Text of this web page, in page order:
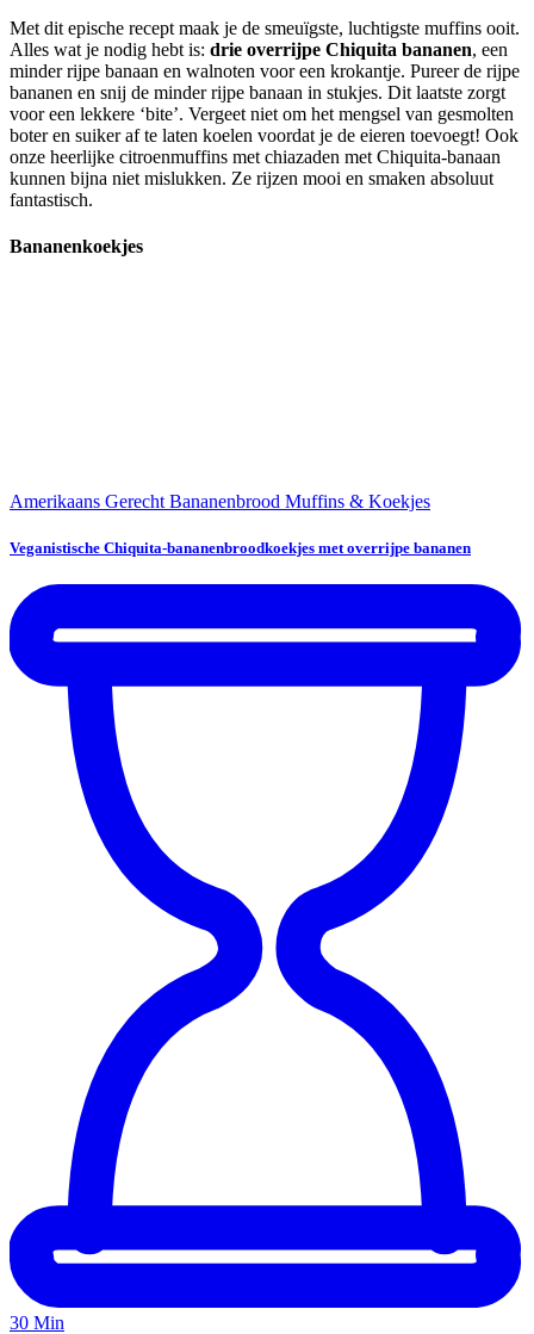
Met dit epische recept maak je de smeuïgste, luchtigste muffins ooit.
Alles wat je nodig hebt is: drie overrijpe Chiquita bananen, een
minder rijpe banaan en walnoten voor een krokantje. Pureer de rijpe
bananen en snij de minder rijpe banaan in stukjes. Dit laatste zorgt
voor een lekkere ‘bite’. Vergeet niet om het mengsel van gesmolten
boter en suiker af te laten koelen voordat je de eieren toevoegt! Ook
onze heerlijke citroenmuffins met chiazaden met Chiquita-banaan
kunnen bijna niet mislukken. Ze rijzen mooi en smaken absoluut
fantastisch.
Bananenkoekjes
Amerikaans Gerecht Bananenbrood Muffins & Koekjes
Veganistische Chiquita-bananenbroodkoekjes met overrijpe bananen
30 Min